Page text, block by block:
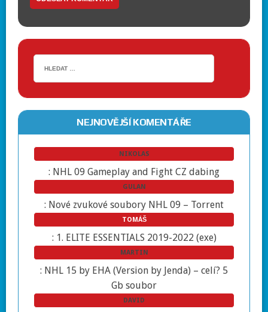
NEJNOVĚJŠÍ KOMENTÁŘE
NIKOLAS
: NHL 09 Gameplay and Fight CZ dabing
GULAN
: Nové zvukové soubory NHL 09 – Torrent
TOMÁŠ
: 1. ELITE ESSENTIALS 2019-2022 (exe)
MARTIN
: NHL 15 by EHA (Version by Jenda) – celí? 5
Gb soubor
DAVID